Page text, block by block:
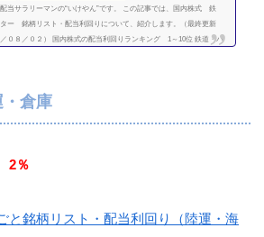
当サラリーマンの“いけやん”です。 この記事では、国内株式 鉄
ー 銘柄リスト・配当利回りについて、紹介します。（最終更新
／０８／０２） 国内株式の配当利回りランキング 1～10位 鉄道・バ
156.60.83（２０２...
・倉庫
2％
銘柄リスト・配当利回り（陸運・海